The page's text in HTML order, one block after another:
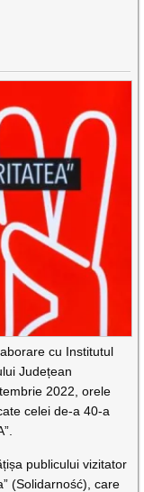
cu Institutul
Județean
2022, orele
celei de-a 40-a
publicului vizitator
(Solidarność), care